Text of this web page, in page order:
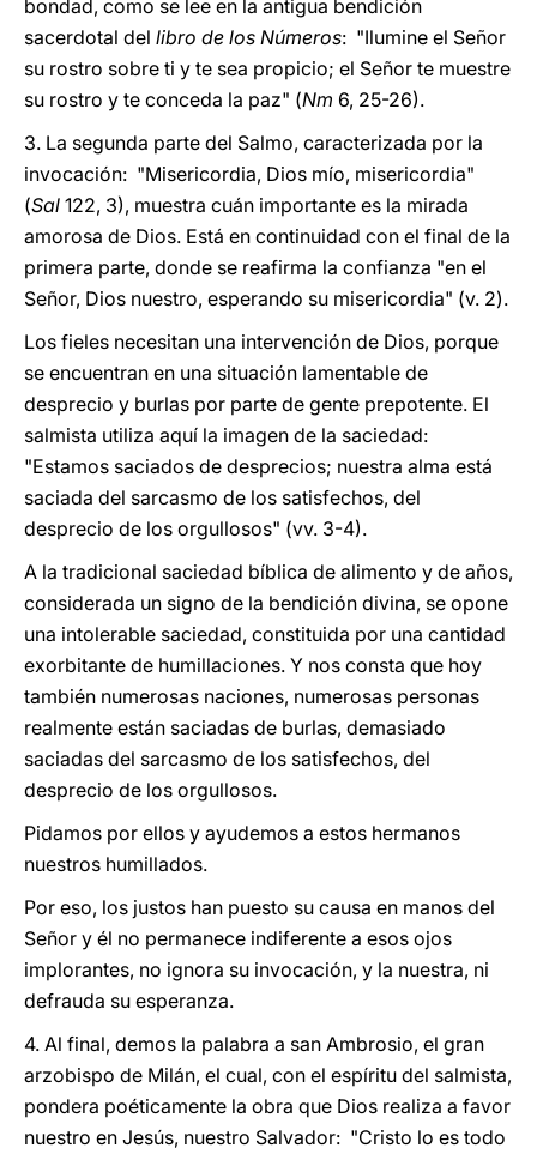
bondad, como se lee en la antigua bendición
sacerdotal del libro de los Números: "Ilumine el Señor
su rostro sobre ti y te sea propicio; el Señor te muestre
su rostro y te conceda la paz" (Nm 6, 25-26).
3. La segunda parte del Salmo, caracterizada por la
invocación: "Misericordia, Dios mío, misericordia"
(Sal 122, 3), muestra cuán importante es la mirada
amorosa de Dios. Está en continuidad con el final de la
primera parte, donde se reafirma la confianza "en el
Señor, Dios nuestro, esperando su misericordia" (v. 2).
Los fieles necesitan una intervención de Dios, porque
se encuentran en una situación lamentable de
desprecio y burlas por parte de gente prepotente. El
salmista utiliza aquí la imagen de la saciedad:
"Estamos saciados de desprecios; nuestra alma está
saciada del sarcasmo de los satisfechos, del
desprecio de los orgullosos" (vv. 3-4).
A la tradicional saciedad bíblica de alimento y de años,
considerada un signo de la bendición divina, se opone
una intolerable saciedad, constituida por una cantidad
exorbitante de humillaciones. Y nos consta que hoy
también numerosas naciones, numerosas personas
realmente están saciadas de burlas, demasiado
saciadas del sarcasmo de los satisfechos, del
desprecio de los orgullosos.
Pidamos por ellos y ayudemos a estos hermanos
nuestros humillados.
Por eso, los justos han puesto su causa en manos del
Señor y él no permanece indiferente a esos ojos
implorantes, no ignora su invocación, y la nuestra, ni
defrauda su esperanza.
4. Al final, demos la palabra a san Ambrosio, el gran
arzobispo de Milán, el cual, con el espíritu del salmista,
pondera poéticamente la obra que Dios realiza a favor
nuestro en Jesús, nuestro Salvador: "Cristo lo es todo